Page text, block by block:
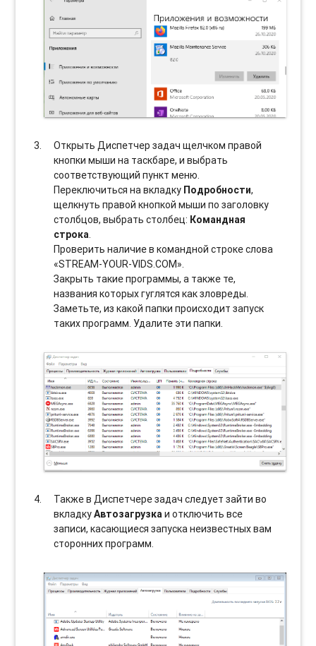
Открыть Диспетчер задач щелчком правой
кнопки мыши на таскбаре, и выбрать
соотвeтствующий пункт меню.
Переключиться на вкладку Подробности,
щелкнуть правой кнопкой мыши по заголовку
столбцов, выбрать столбец: Командная
строка.
Проверить наличие в командной строке слова
«STREAM-YOUR-VIDS.COM».
Закрыть такие программы, а также те,
названия которых гуглятся как зловреды.
Заметьте, из какой папки происходит запуск
таких программ. Удалите эти папки.
Также в Диспетчере задач следует зайти во
вкладкуАвтозагрузкаи отключить все
записи, касающиеся запуска неизвестных вам
сторонних программ.